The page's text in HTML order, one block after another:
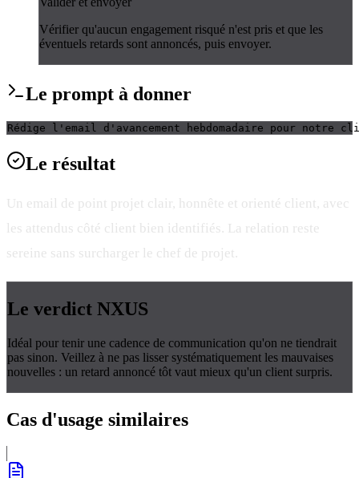
Vérifier qu'aucun engagement risqué n'est pris et que les
éventuels retards sont annoncés, puis envoyer.
Le prompt à donner
Rédige l'email d'avancement hebdomadaire pour
Le résultat
Un email de point projet clair, honnête et orienté client, avec
les attendus côté client bien identifiés. La relation reste
sereine sans surcharger le chef de projet.
Le verdict NXUS
Idéal pour tenir une cadence de communication qu'on ne tiendrait
pas sinon. Veillez à ne pas lisser systématiquement les mauvaises
nouvelles : un retard annoncé tôt vaut mieux qu'un client surpris.
Cas d'usage similaires